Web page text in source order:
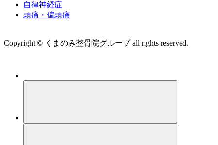
自律神経症
頭痛・偏頭痛
Copyright © くまのみ整骨院グループ all rights reserved.